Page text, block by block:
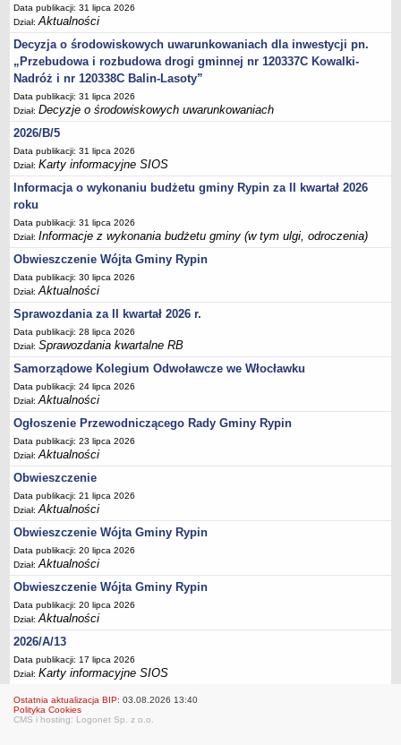
wolne stanowiska urzędnicze
Wyniki naboru na wolne stanowiska urzędnicze
Petycje
Sygnaliści
Galeria
Raporty o stanie dostępności
Wnioski
WŁADZE I STRUKTURA
Struktura organizacyjna
Rada gminy
Wójt
Urząd gminy
Jednostki organizacyjne, GOPS, Instytucja kultury, OSP
Jednostki pomocnicze - sołectwa
Plan pracy komisji rewizyjnej
Sesje Rady Gminy Rypin
PRAWO LOKALNE
Statut
Strategia rozwoju
Uchwały
Projekty uchwał
Protokoły
Imienne wykazy głosowań radnych
Postać dokumentów
Akty Prawne, Dzienniki Ustaw, Monitory Polskie
Prawo miejscowe
Zarządzenia
Studium uwarunkowań i kierunków zagospodarowania
przestrzennego
Dane przestrzenne - MPZP
obwodowych komisji wyborczych, opis granic okręgów wyborczych
Plan ogólny gminy Rypin
Data publikacji: 31 lipca 2026
Dział:Aktualności
Decyzja o środowiskowych uwarunkowaniach dla inwestycji pn.
„Przebudowa i rozbudowa drogi gminnej nr 120337C Kowalki-
Nadróż i nr 120338C Balin-Lasoty”
Data publikacji: 31 lipca 2026
Dział:Decyzje o środowiskowych uwarunkowaniach
2026/B/5
Data publikacji: 31 lipca 2026
Dział:Karty informacyjne SIOS
Informacja o wykonaniu budżetu gminy Rypin za II kwartał 2026
roku
Data publikacji: 31 lipca 2026
Dział:Informacje z wykonania budżetu gminy (w tym ulgi, odroczenia)
Obwieszczenie Wójta Gminy Rypin
Data publikacji: 30 lipca 2026
Dział:Aktualności
Sprawozdania za II kwartał 2026 r.
Data publikacji: 28 lipca 2026
Dział:Sprawozdania kwartalne RB
Samorządowe Kolegium Odwoławcze we Włocławku
Data publikacji: 24 lipca 2026
Dział:Aktualności
Ogłoszenie Przewodniczącego Rady Gminy Rypin
Data publikacji: 23 lipca 2026
Dział:Aktualności
Obwieszczenie
Data publikacji: 21 lipca 2026
Dział:Aktualności
Obwieszczenie Wójta Gminy Rypin
Data publikacji: 20 lipca 2026
Dział:Aktualności
Obwieszczenie Wójta Gminy Rypin
Data publikacji: 20 lipca 2026
Dział:Aktualności
2026/A/13
Data publikacji: 17 lipca 2026
Dział:Karty informacyjne SIOS
Ostatnia aktualizacja BIP: 03.08.2026 13:40
Polityka Cookies
CMS i hosting: Logonet Sp. z o.o.